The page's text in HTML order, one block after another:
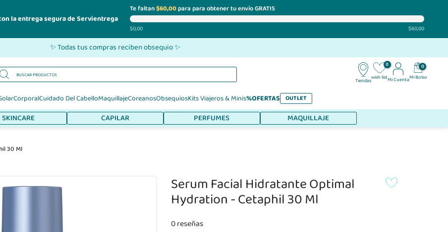
la entrega segura de Servientrega
Te faltan$60,00para para obtener tu envío GRATIS
$0,00 $60,00
✨ Todas tus compras reciben obsequio ✨
Tiendas
0
wish listMi Cuenta
0
Mi Bolso
CorporalCuidado Del CabelloMaquillajeCoreanosObsequiosKits Viajeros & Minis%OFERTAS OUTLET
SKINCARE CAPILAR PERFUMES MAQUILLAJE
30 Ml
Serum Facial Hidratante Optimal
Hydration - Cetaphil 30 Ml
0 reseñas